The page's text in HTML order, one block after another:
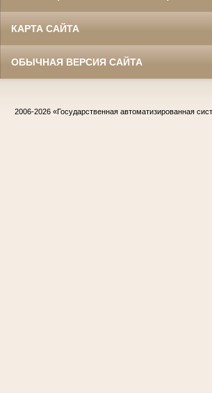
КАРТА САЙТА
ОБЫЧНАЯ ВЕРСИЯ САЙТА
2006-2026 «Государственная автоматизированная